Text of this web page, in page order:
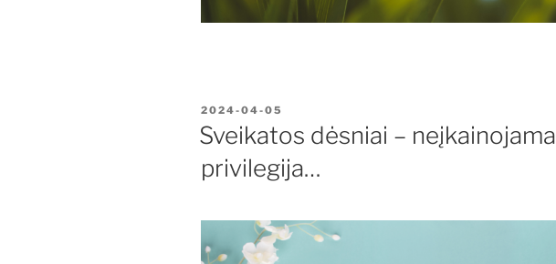
PASKELBTA
2024-04-05
Sveikatos dėsniai – neįkainojama
privilegija…